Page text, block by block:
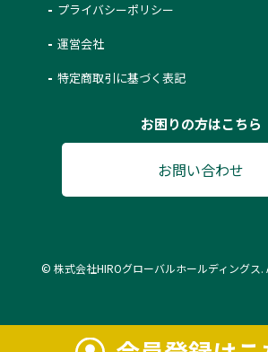
プライバシーポリシー
運営会社
特定商取引に基づく表記
お困りの方はこちら
お問い合わせ
© 株式会社HIROグローバルホールディングス.